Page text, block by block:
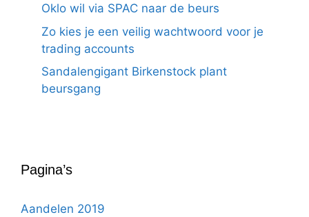
Oklo wil via SPAC naar de beurs
Zo kies je een veilig wachtwoord voor je
trading accounts
Sandalengigant Birkenstock plant
beursgang
Pagina’s
Aandelen 2019